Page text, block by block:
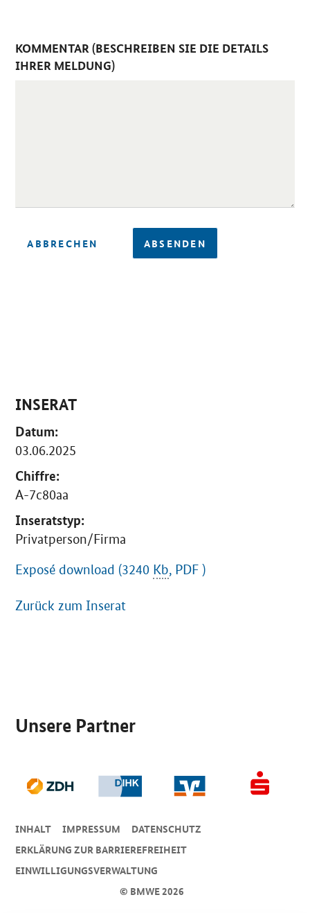
KOMMENTAR (BESCHREIBEN SIE DIE DETAILS
IHRER MELDUNG)
ABBRECHEN ABSENDEN
INSERAT
Datum:
03.06.2025
Chiffre:
A-7c80aa
Inseratstyp:
Privatperson/Firma
Exposé download (3240 Kb, PDF )
Zurück zum Inserat
Unsere Partner
© BMWE 2026
INHALT IMPRESSUM
DA­TEN­SCHUTZ
ERKLÄRUNG ZUR BARRIEREFREIHEIT
EINWILLIGUNGSVERWALTUNG